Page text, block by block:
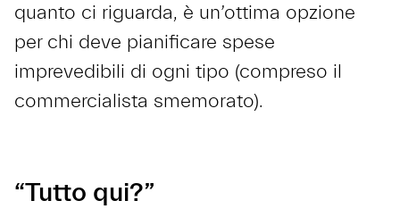
quanto ci riguarda, è un’ottima opzione
per chi deve pianificare spese
imprevedibili di ogni tipo (compreso il
commercialista smemorato).
“Tutto qui?”